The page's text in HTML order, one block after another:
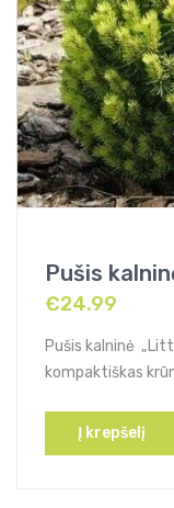
€24.99
Pušis kalninė
kompaktiškas
Į krepšelį